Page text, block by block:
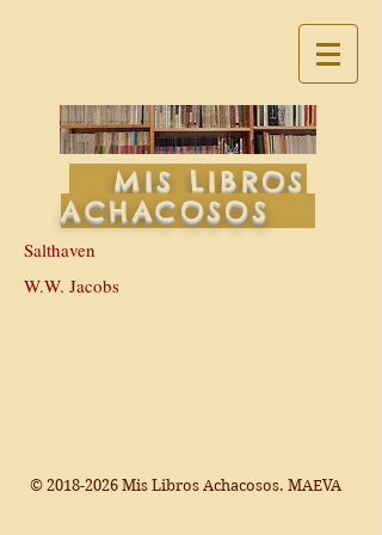
MIS LIBROS
ACHACOSOS
Salthaven
W.W. Jacobs
© 2018-2026 Mis Libros Achacosos. MAEVA